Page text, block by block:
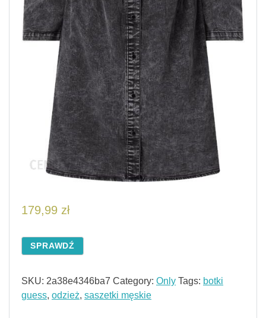
179,99 zł
SPRAWDŹ
SKU: 2a38e4346ba7 Category: Only Tags: botki
guess, odzież, saszetki męskie